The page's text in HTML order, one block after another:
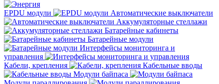
EPDU модули
Автоматические выключатели
Аккумуляторные стеллажи
Батарейные кабинеты
Батарейные модули
Интерфейсы мониторинга и
управления
Кабели, крепления
Кабельные вводы
Модули байпаса